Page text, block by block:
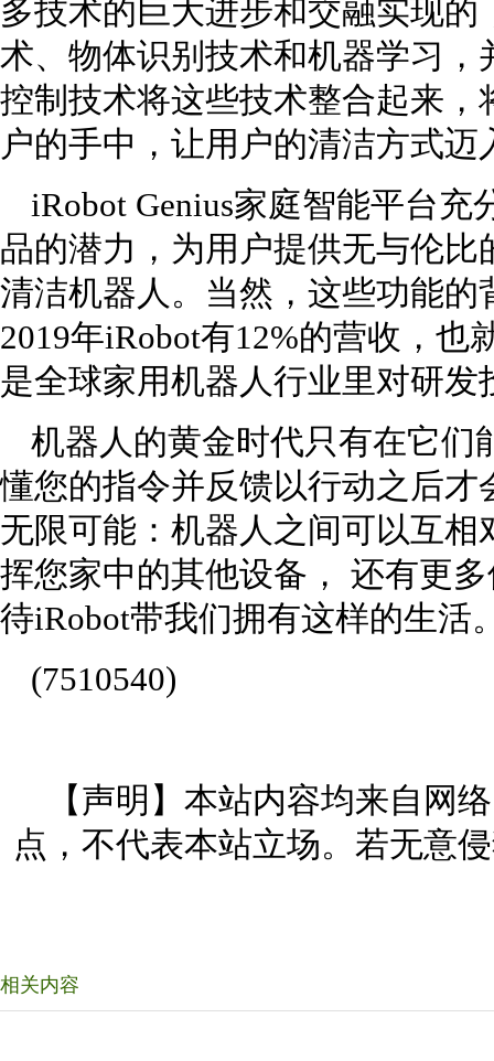
多技术的巨大进步和交融实现
术、物体识别技术和机器学习
控制技术将这些技术整合起来
户的手中，让用户的清洁方式迈
iRobot Genius家庭智能平台
品的潜力，为用户提供无与伦
清洁机器人。当然，这些功能
2019年iRobot有12%的营收，也
是全球家用机器人行业里对研发
机器人的黄金时代只有在它们
懂您的指令并反馈以行动之后
无限可能：机器人之间可以互
挥您家中的其他设备， 还有更
待iRobot带我们拥有这样的生活
(7510540)
【声明】本站内容均来自网
点，不代表本站立场。若无意
相关内容